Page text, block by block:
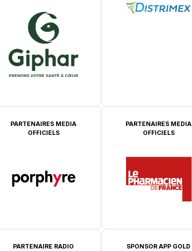
PARTENAIRES MEDIA
OFFICIELS
PARTENAIRES MEDIA
OFFICIELS
PARTENAIRE RADIO SPONSOR APP GOLD